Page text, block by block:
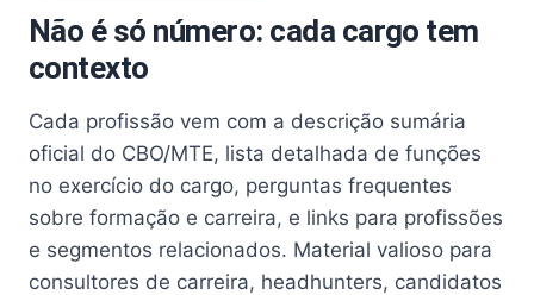
Não é só número: cada cargo tem
contexto
Cada profissão vem com a descrição sumária
oficial do CBO/MTE, lista detalhada de funções
no exercício do cargo, perguntas frequentes
sobre formação e carreira, e links para profissões
e segmentos relacionados. Material valioso para
consultores de carreira, headhunters, candidatos